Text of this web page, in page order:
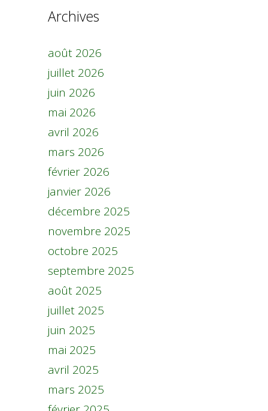
Archives
août 2026
juillet 2026
juin 2026
mai 2026
avril 2026
mars 2026
février 2026
janvier 2026
décembre 2025
novembre 2025
octobre 2025
septembre 2025
août 2025
juillet 2025
juin 2025
mai 2025
avril 2025
mars 2025